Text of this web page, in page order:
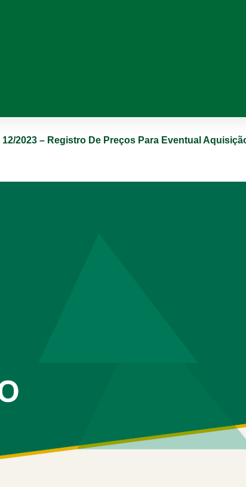
2023 – Registro De Preços Para Eventual